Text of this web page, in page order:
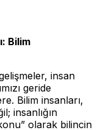
Bilim
insan
geride
Bilim insanları,
insanlığın
olarak bilincin